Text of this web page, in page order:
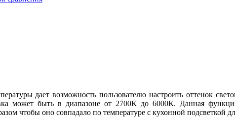
дает возможность пользователю настроить оттенок
может быть в диапазоне от 2700К до 6000К. Данная
чтобы оно совпадало по температуре с кухонной подсветкой